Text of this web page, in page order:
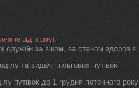
від їх віку).
служби за віком, за станом
та видачі пільгових путівок
путівок до 1 грудня поточного